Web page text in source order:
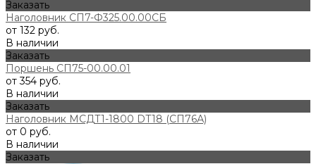
Заказать
Наголовник СП7-Ф325.00.00СБ
от 132 руб.
В наличии
Заказать
Поршень СП75-00.00.01
от 354 руб.
В наличии
Заказать
Наголовник МСДТ1-1800 DT18 (СП76А)
от 0 руб.
В наличии
Заказать